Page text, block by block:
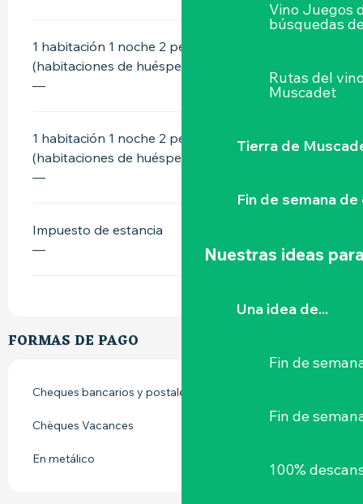
Vino Juegos
búsquedas
Rutas del
Muscadet
Tierra de
Fin de semana
Nuestras ideas
Una idea de...
Fin de
Fin de
100%
1 habitación 1 noche 2 personas desayuno
(habitaciones de huéspedes)
—
1 habitación 1 noche 2 personas desayuno
(habitaciones de huéspedes)
—
Impuesto de estancia
—
FORMAS DE PAGO
Cheques bancarios y postales
Chèques Vacances
En metálico